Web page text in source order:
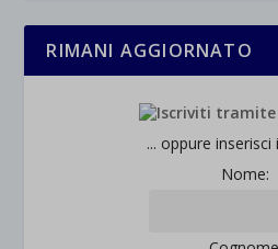
RIMANI AGGIORNATO
... oppure
Nome: